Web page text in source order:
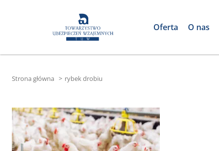
Oferta O nas
Strona główna > rybek drobiu